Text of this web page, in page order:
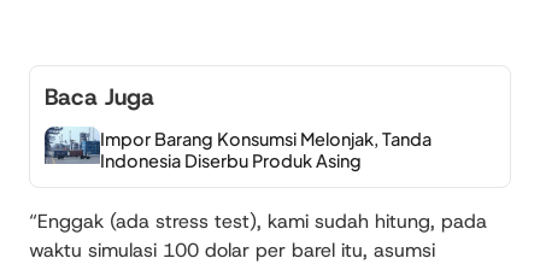
Baca Juga
Impor Barang Konsumsi Melonjak, Tanda
Indonesia Diserbu Produk Asing
“Enggak (ada stress test), kami sudah hitung, pada
waktu simulasi 100 dolar per barel itu, asumsi